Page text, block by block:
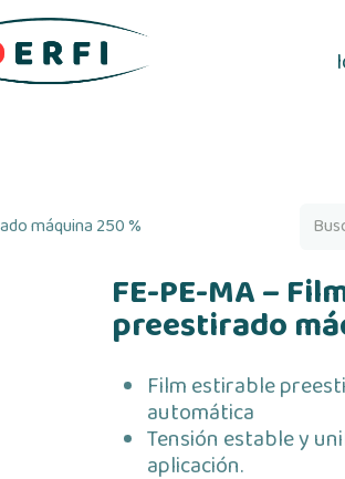
máquina 250 %
FE-PE-MA –
preestirado
Film estirable
automática
Tensión estable y
aplicación.